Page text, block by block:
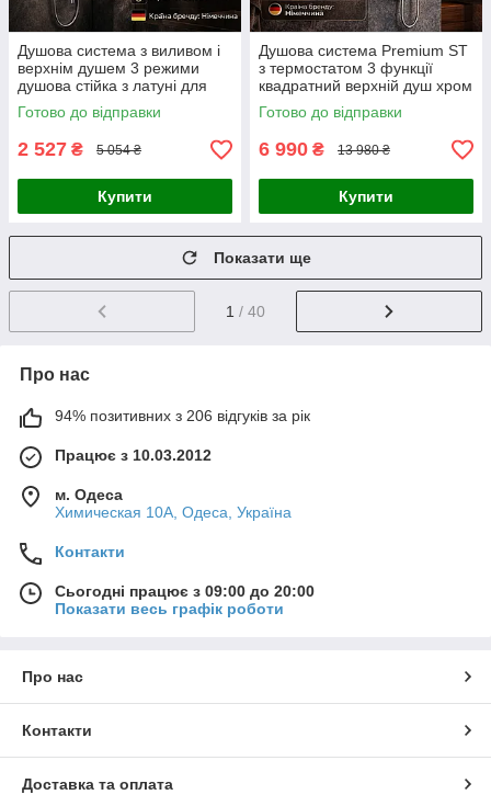
Душова система з виливом і
верхнім душем 3 режими
душова стійка з латуні для
ванної
Готово до відправки
2 527 ₴ 5 054 ₴
Купити
Душова система Premium ST
з термостатом 3 функції
квадратний верхній душ хром
Готово до відправки
6 990 ₴ 13 980 ₴
Купити
Показати ще
1 / 40
Про нас
94% позитивних з 206 відгуків за рік
Працює з 10.03.2012
м. Одеса
Химическая 10А, Одеса, Україна
Контакти
Сьогодні працює з 09:00 до 20:00
Показати весь графік роботи
Про нас
Контакти
Доставка та оплата